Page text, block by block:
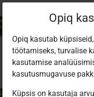
Opiq
Opiq kasutab
töötamiseks, turvalise
kasutamise
kasutusmugavuse
Küpsis on kasutaja